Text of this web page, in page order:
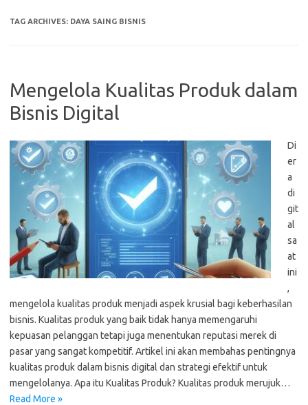
TAG ARCHIVES: DAYA SAING BISNIS
Mengelola Kualitas Produk dalam
Bisnis Digital
Di
er
a
di
git
al
sa
at
ini
,
mengelola kualitas produk menjadi aspek krusial bagi keberhasilan
bisnis. Kualitas produk yang baik tidak hanya memengaruhi
kepuasan pelanggan tetapi juga menentukan reputasi merek di
pasar yang sangat kompetitif. Artikel ini akan membahas pentingnya
kualitas produk dalam bisnis digital dan strategi efektif untuk
mengelolanya. Apa itu Kualitas Produk? Kualitas produk merujuk…
Read More »